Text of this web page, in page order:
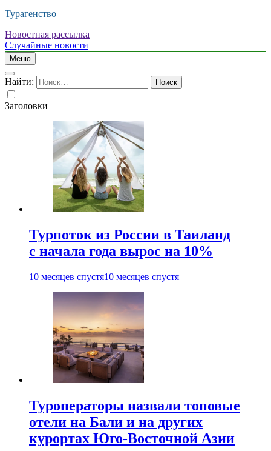
Турагенство
Новостная рассылка
Случайные новости
Меню
Найти:
Заголовки
Турпоток из России в Таиланд
с начала года вырос на 10%
10 месяцев спустя10 месяцев спустя
Туроператоры назвали топовые
отели на Бали и на других
курортах Юго-Восточной Азии